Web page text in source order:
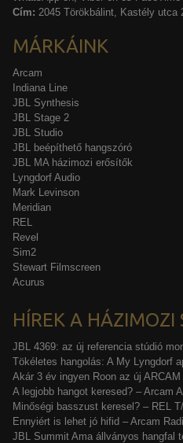
Cím: 2045 Törökbálint, Kastély utca
MÁRKÁINK
Arcam
Indiana Line
JBL Synthesis
JBL Stage 2
JBL Studio
JBL beépíthető hangszóró
JBL MA házimozi erősítők
Lyngdorf Audio
Mark Levinson
Meridian
REL
Revel
Sim2
Stewart Filmscreen
Acurus
HÍREK A HÁZIMOZI
JBL 4369: az új referencia stúdió
Tökéletes hangolás: A My Lyngdorf
Akár 3 év ingyen Roon az új ARCAM
A legjobb hangot keresed? – Arcam
Minőségi basszust keresel? – REL
Ennyiért is lehet jó hifid – Arcam
JBL Summit Ama állványos hangfal